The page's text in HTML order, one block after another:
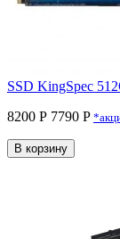
SSD KingSpec
8200 Р 7790 P
В корзину